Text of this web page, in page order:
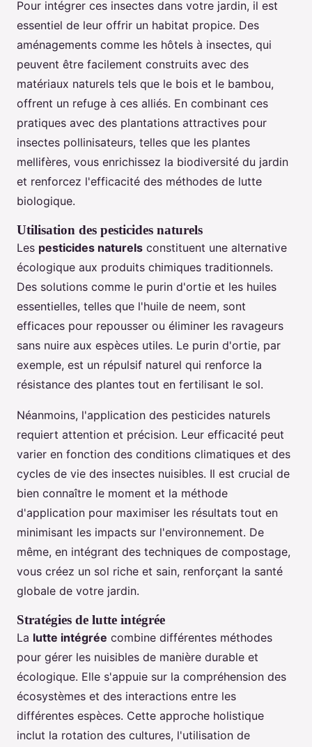
Pour intégrer ces insectes dans votre jardin, il est
essentiel de leur offrir un habitat propice. Des
aménagements comme les hôtels à insectes, qui
peuvent être facilement construits avec des
matériaux naturels tels que le bois et le bambou,
offrent un refuge à ces alliés. En combinant ces
pratiques avec des plantations attractives pour
insectes pollinisateurs, telles que les plantes
mellifères, vous enrichissez la biodiversité du jardin
et renforcez l'efficacité des méthodes de lutte
biologique.
Utilisation des pesticides naturels
Les pesticides naturels constituent une alternative
écologique aux produits chimiques traditionnels.
Des solutions comme le purin d'ortie et les huiles
essentielles, telles que l'huile de neem, sont
efficaces pour repousser ou éliminer les ravageurs
sans nuire aux espèces utiles. Le purin d'ortie, par
exemple, est un répulsif naturel qui renforce la
résistance des plantes tout en fertilisant le sol.
Néanmoins, l'application des pesticides naturels
requiert attention et précision. Leur efficacité peut
varier en fonction des conditions climatiques et des
cycles de vie des insectes nuisibles. Il est crucial de
bien connaître le moment et la méthode
d'application pour maximiser les résultats tout en
minimisant les impacts sur l'environnement. De
même, en intégrant des techniques de compostage,
vous créez un sol riche et sain, renforçant la santé
globale de votre jardin.
Stratégies de lutte intégrée
La lutte intégrée combine différentes méthodes
pour gérer les nuisibles de manière durable et
écologique. Elle s'appuie sur la compréhension des
écosystèmes et des interactions entre les
différentes espèces. Cette approche holistique
inclut la rotation des cultures, l'utilisation de